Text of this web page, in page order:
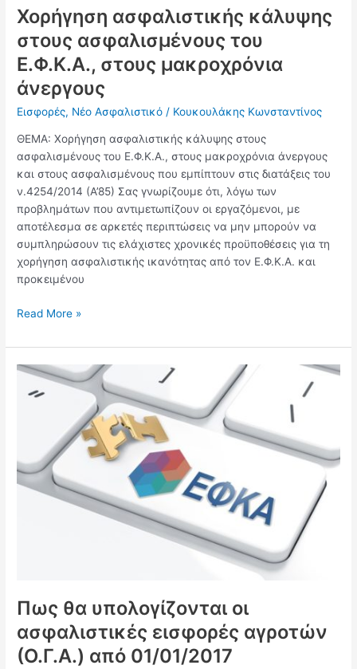
Χορήγηση ασφαλιστικής κάλυψης
στους ασφαλισμένους του
Ε.Φ.Κ.Α., στους μακροχρόνια
άνεργους
Εισφορές, Νέο Ασφαλιστικό / Κουκουλάκης Κωνσταντίνος
ΘΕΜΑ: Χορήγηση ασφαλιστικής κάλυψης στους
ασφαλισμένους του Ε.Φ.Κ.Α., στους μακροχρόνια άνεργους
και στους ασφαλισμένους που εμπίπτουν στις διατάξεις του
ν.4254/2014 (Α’85) Σας γνωρίζουμε ότι, λόγω των
προβλημάτων που αντιμετωπίζουν οι εργαζόμενοι, με
αποτέλεσμα σε αρκετές περιπτώσεις να μην μπορούν να
συμπληρώσουν τις ελάχιστες χρονικές προϋποθέσεις για τη
χορήγηση ασφαλιστικής ικανότητας από τον Ε.Φ.Κ.Α. και
προκειμένου
Read More »
Πως θα υπολογίζονται οι
ασφαλιστικές εισφορές αγροτών
(Ο.Γ.Α.) από 01/01/2017
Πως
υπολογίζονται
ασφαλιστικές
εισφορές
αγροτών
(Ο.Γ.Α.)